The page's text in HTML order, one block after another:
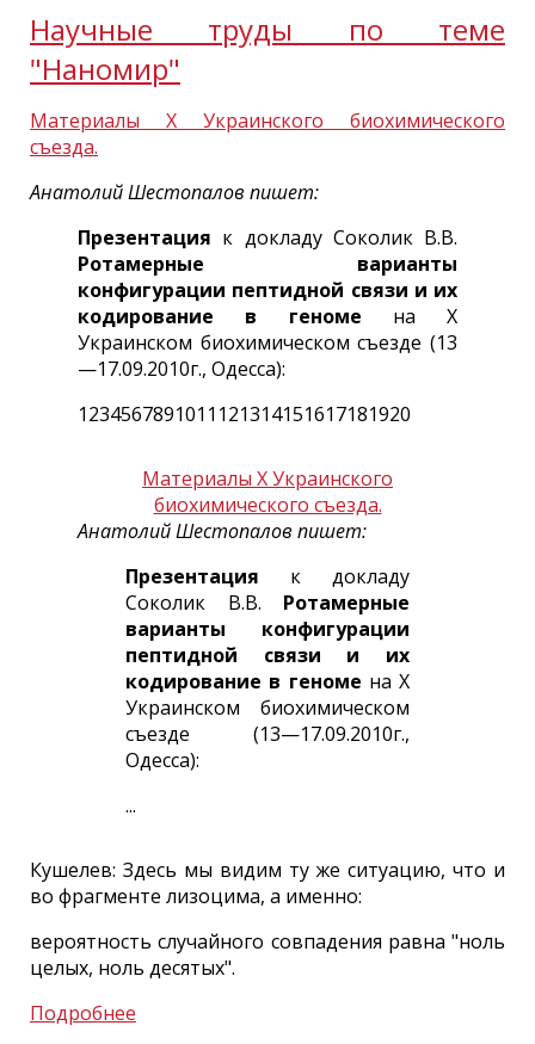
Научные труды по теме
"Наномир"
Материалы X Украинского биохимического
съезда.
Анатолий Шестопалов пишет:
Презентация к докладу Соколик В.В.
Ротамерные варианты
конфигурации пептидной связи и их
кодирование в геноме на X
Украинском биохимическом съезде (13
—17.09.2010г., Одесса):
1234567891011 121314151617181920
Материалы X Украинского
биохимического съезда.
Анатолий Шестопалов пишет:
Презентация к докладу
Соколик В.В. Ротамерные
варианты конфигурации
пептидной связи и их
кодирование в геноме на X
Украинском биохимическом
съезде (13—17.09.2010г.,
Одесса):
...
Кушелев: Здесь мы видим ту же ситуацию, что и
во фрагменте лизоцима, а именно:
вероятность случайного совпадения равна "ноль
целых, ноль десятых".
Подробнее